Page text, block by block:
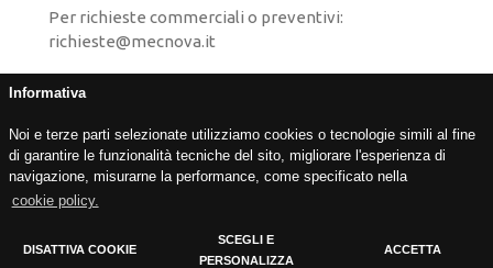
Informativa
Noi e terze parti selezionate utilizziamo cookies o tecnologie simili al fine
di garantire le funzionalità tecniche del sito, migliorare l'esperienza di
navigazione, misurarne la performance, come specificato nella
cookie policy.
DISATTIVA COOKIE
SCEGLI E
PERSONALIZZA
ACCETTA
Per richieste commerciali o preventivi:
richieste@mecnova.it
Codice etico
Cookie policy
Whistleblowing